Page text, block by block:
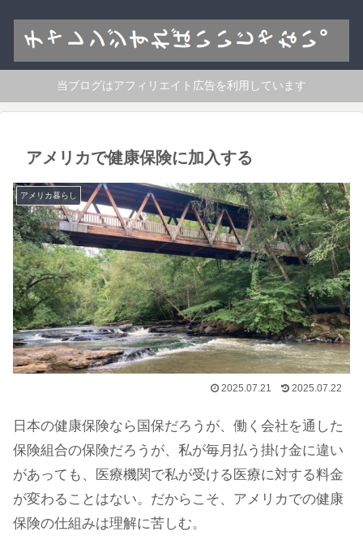
当ブログはアフィリエイト広告を利用しています
アメリカで健康保険に加入する
アメリカ暮らし
2025.07.21 2025.07.22
日本の健康保険なら国保だろうが、働く会社を通した
保険組合の保険だろうが、私が毎月払う掛け金に違い
があっても、医療機関で私が受ける医療に対する料金
が変わることはない。だからこそ、アメリカでの健康
保険の仕組みは理解に苦しむ。